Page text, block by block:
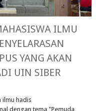
ILMU
YANG AKAN
UIN SIBER
ilmu hadis
dengan tema "Pemuda